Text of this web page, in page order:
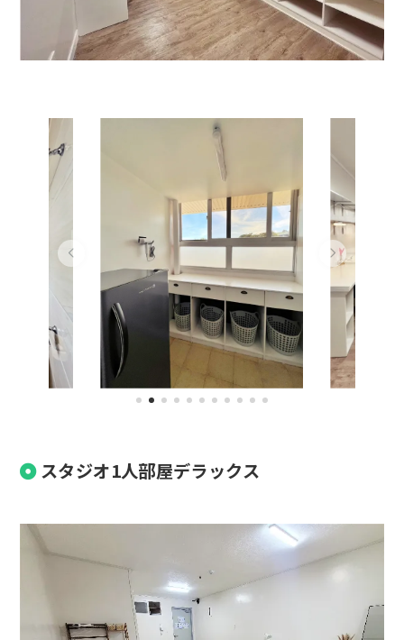
スタジオ1人部屋デラックス